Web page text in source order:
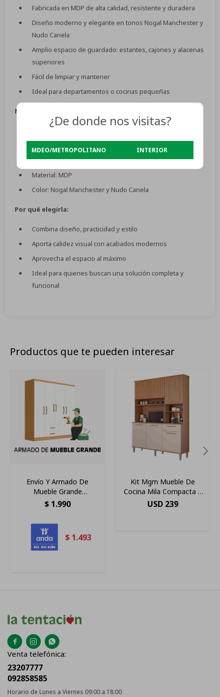
Fabricada en MDP de alta calidad, resistente y duradera
Diseño moderno y elegante en tonos Nogal Manchester y
Nudo Canela
Amplio espacio de guardado: estantes, cajones y alacenas
superiores
Fácil de limpiar y mantener
Ideal para departamentos o cocinas pequeñas
Medidas:
Profundidad: 54 cm
Material: MDP
Color: Nogal Manchester y Nudo Canela
Por qué elegirla:
Combina diseño, practicidad y estilo
Aporta calidez visual con acabados modernos
Aprovecha el espacio al máximo
Ideal para quienes buscan una solución completa y
funcional
Productos que te pueden interesar
Envío Y Armado De
Mueble Grande
Montevideo Y
$ 1.990
$ 1.493
Kit Mgm Mueble De
Cocina Mila Compacta 6
Puertas
USD 239
  
Venta telefónica:
23207777
092858585
Horario de Lunes a Viernes 09:00 a 18:00
¿De donde nos visitas?
MDEO/METROPOLITANO INTERIOR